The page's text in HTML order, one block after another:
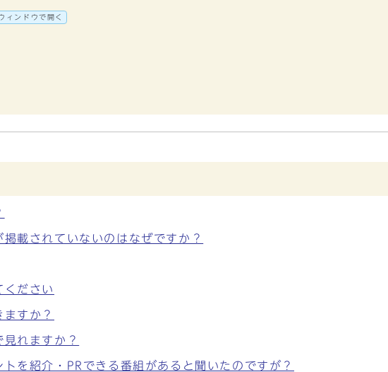
ィンドウで開く
載されていないのはなぜですか？
ください
すか？
れますか？
を紹介・PRできる番組があると聞いたのですが？